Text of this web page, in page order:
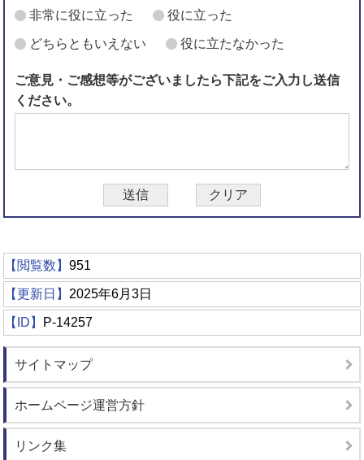
非常に役に立った
役に立った
どちらともいえない 役に立たなかった
ご意見・ご感想等がございましたら下記をご入力し送信
ください。
【閲覧数】951
【更新日】 2025年6月3日
【ID】 P-14257
サイトマップ
ホームページ運営方針
リンク集